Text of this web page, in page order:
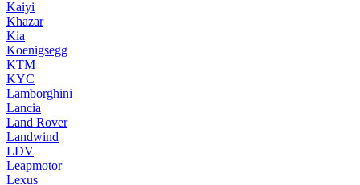
Kaiyi
Khazar
Kia
Koenigsegg
KTM
KYC
Lamborghini
Lancia
Land Rover
Landwind
LDV
Leapmotor
Lexus